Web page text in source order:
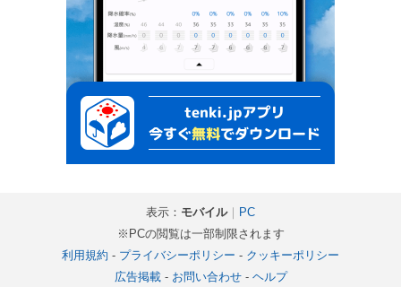
表示： モバイル｜ PC
※PCの閲覧は一部制限されます
利用規約 - プライバシーポリシー - クッキーポリシー
広告掲載- お問い合わせ- ヘルプ